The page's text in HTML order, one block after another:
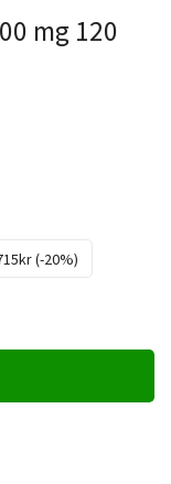
mg 120
(-20%)